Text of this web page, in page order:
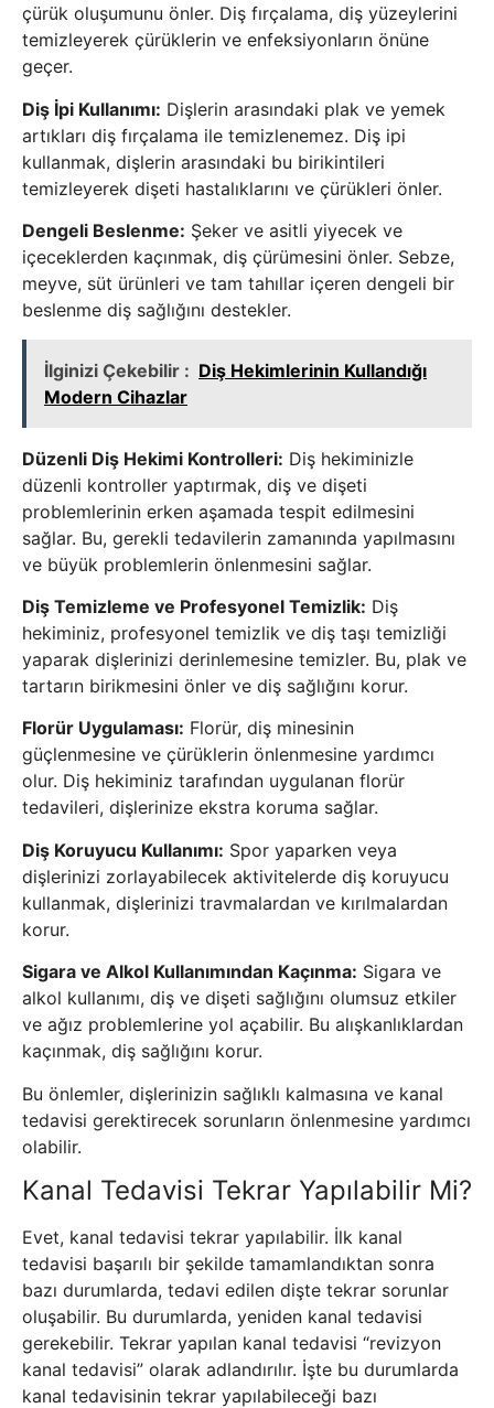
çürük oluşumunu önler. Diş fırçalama, diş yüzeylerini
temizleyerek çürüklerin ve enfeksiyonların önüne
geçer.
Diş İpi Kullanımı: Dişlerin arasındaki plak ve yemek
artıkları diş fırçalama ile temizlenemez. Diş ipi
kullanmak, dişlerin arasındaki bu birikintileri
temizleyerek dişeti hastalıklarını ve çürükleri önler.
Dengeli Beslenme: Şeker ve asitli yiyecek ve
içeceklerden kaçınmak, diş çürümesini önler. Sebze,
meyve, süt ürünleri ve tam tahıllar içeren dengeli bir
beslenme diş sağlığını destekler.
İlginizi Çekebilir : Diş Hekimlerinin Kullandığı
Modern Cihazlar
Düzenli Diş Hekimi Kontrolleri: Diş hekiminizle
düzenli kontroller yaptırmak, diş ve dişeti
problemlerinin erken aşamada tespit edilmesini
sağlar. Bu, gerekli tedavilerin zamanında yapılmasını
ve büyük problemlerin önlenmesini sağlar.
Diş Temizleme ve Profesyonel Temizlik: Diş
hekiminiz, profesyonel temizlik ve diş taşı temizliği
yaparak dişlerinizi derinlemesine temizler. Bu, plak ve
tartarın birikmesini önler ve diş sağlığını korur.
Florür Uygulaması: Florür, diş minesinin
güçlenmesine ve çürüklerin önlenmesine yardımcı
olur. Diş hekiminiz tarafından uygulanan florür
tedavileri, dişlerinize ekstra koruma sağlar.
Diş Koruyucu Kullanımı: Spor yaparken veya
dişlerinizi zorlayabilecek aktivitelerde diş koruyucu
kullanmak, dişlerinizi travmalardan ve kırılmalardan
korur.
Sigara ve Alkol Kullanımından Kaçınma: Sigara ve
alkol kullanımı, diş ve dişeti sağlığını olumsuz etkiler
ve ağız problemlerine yol açabilir. Bu alışkanlıklardan
kaçınmak, diş sağlığını korur.
Bu önlemler, dişlerinizin sağlıklı kalmasına ve kanal
tedavisi gerektirecek sorunların önlenmesine yardımcı
olabilir.
Kanal Tedavisi Tekrar Yapılabilir Mi?
Evet, kanal tedavisi tekrar yapılabilir. İlk kanal
tedavisi başarılı bir şekilde tamamlandıktan sonra
bazı durumlarda, tedavi edilen dişte tekrar sorunlar
oluşabilir. Bu durumlarda, yeniden kanal tedavisi
gerekebilir. Tekrar yapılan kanal tedavisi “revizyon
kanal tedavisi” olarak adlandırılır. İşte bu durumlarda
kanal tedavisinin tekrar yapılabileceği bazı